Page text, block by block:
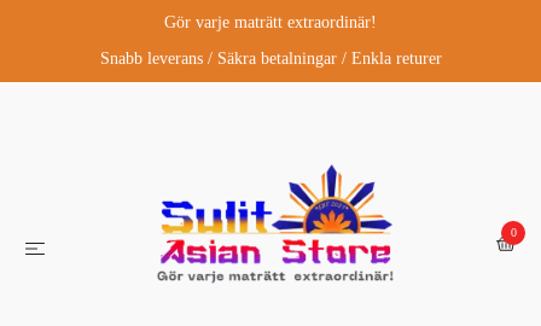
Gör varje maträtt extraordinär!
Snabb leverans / Säkra betalningar / Enkla returer
0